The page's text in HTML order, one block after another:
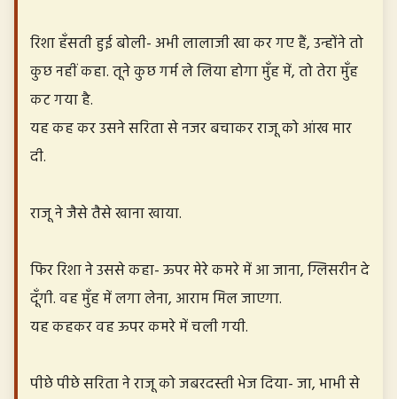
रिशा हँसती हुई बोली- अभी लालाजी खा कर गए हैं, उन्होंने तो
कुछ नहीं कहा. तूने कुछ गर्म ले लिया होगा मुँह में, तो तेरा मुँह
कट गया है.
यह कह कर उसने सरिता से नजर बचाकर राजू को आंख मार
दी.
राजू ने जैसे तैसे खाना खाया.
फिर रिशा ने उससे कहा- ऊपर मेरे कमरे में आ जाना, ग्लिसरीन दे
दूँगी. वह मुँह में लगा लेना, आराम मिल जाएगा.
यह कहकर वह ऊपर कमरे में चली गयी.
पीछे पीछे सरिता ने राजू को जबरदस्ती भेज दिया- जा, भाभी से